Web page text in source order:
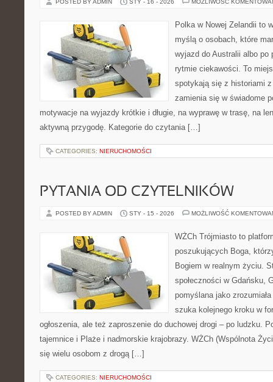
POSTED BY ADMIN STY - 16 - 2026 MOŻLIWOŚĆ
Polka w Nowej Zelandii to
myślą o osobach, które
wyjazd do Australii albo po
rytmie ciekawości. To
spotykają się z historiami z
zamienia się w świadome
motywacje na wyjazdy krótkie i długie, na wyprawę w trasę, na
aktywną przygodę. Kategorie do czytania […]
CATEGORIES: NIERUCHOMOŚCI
PYTANIA OD CZYTELNIKÓW
POSTED BY ADMIN STY - 15 - 2026 MOŻLIWOŚĆ
WŻCh Trójmiasto to
poszukujących Boga,
Bogiem w realnym życiu.
społeczności w Gdańsku,
pomyślana jako
szuka kolejnego kroku w
ogłoszenia, ale też zaproszenie do duchowej drogi – po ludzku.
tajemnice i Plaże i nadmorskie krajobrazy. WŻCh (Wspólnota
się wielu osobom z drogą […]
CATEGORIES: NIERUCHOMOŚCI